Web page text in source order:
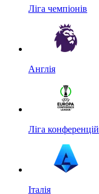
Ліга чемпіонів
Англія
Ліга конференцій
Італія